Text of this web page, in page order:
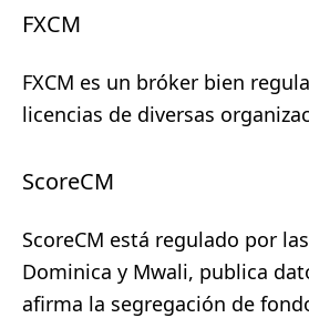
FXCM
FXCM es un bróker bien
licencias de diversas
ScoreCM
ScoreCM está regulado por
Dominica y Mwali, publica
afirma la segregación de